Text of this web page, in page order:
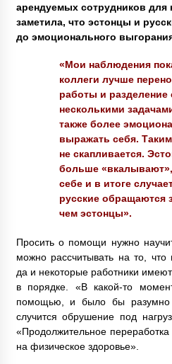
арендуемых сотрудников для
заметила, что эстонцы и
до эмоционального
«Мои наблюдения
коллеги лучше
работы и
несколькими
также более
выражать себя.
не скапливается.
больше
себе и в итоге
русские обращаются
чем эстонцы».
Просить о помощи нужно
можно рассчитывать на то, что
да и некоторые работники
в порядке. «В какой-то
помощью, и было бы разумно
случится обрушение под
«Продолжительное
на физическое здоровье».